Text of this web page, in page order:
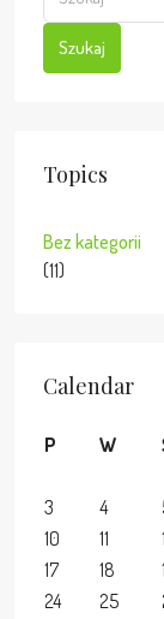
Szukaj
Topics
Bez kategorii
(11)
Calendar
P W
3
4
10
11
17
18
24
25